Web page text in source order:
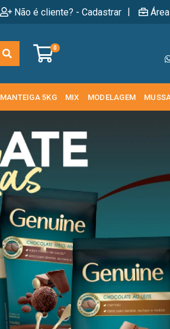
Não é cliente? - Cadastrar |
0
MANTEIGA 5KG MIX MODELAGEM